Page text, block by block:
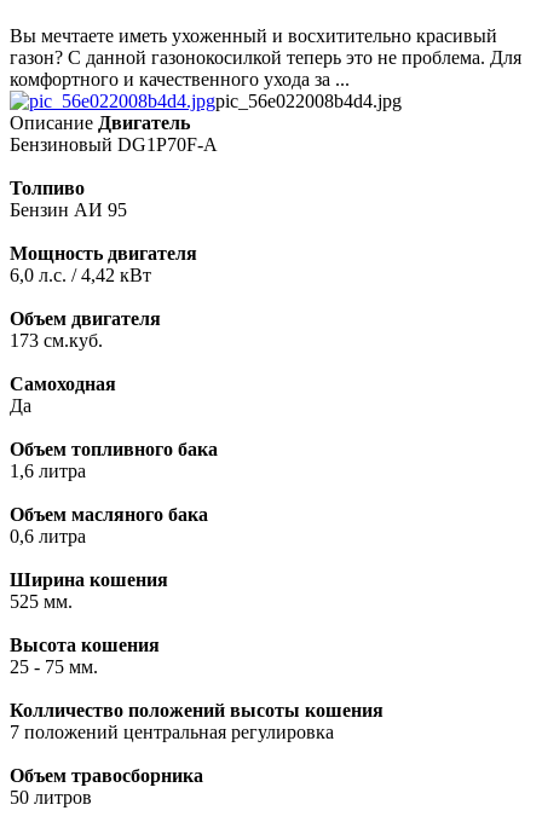
Вы мечтаете иметь ухоженный и восхитительно красивый
газон? С данной газонокосилкой теперь это не проблема. Для
комфортного и качественного ухода за ...
pic_56e022008b4d4.jpg
Описание Двигатель
Бензиновый DG1P70F-A
Толпиво
Бензин АИ 95
Мощность двигателя
6,0 л.с. / 4,42 кВт
Объем двигателя
173 см.куб.
Самоходная
Да
Объем топливного бака
1,6 литра
Объем масляного бака
0,6 литра
Ширина кошения
525 мм.
Высота кошения
25 - 75 мм.
Колличество положений высоты кошения
7 положений центральная регулировка
Объем травосборника
50 литров